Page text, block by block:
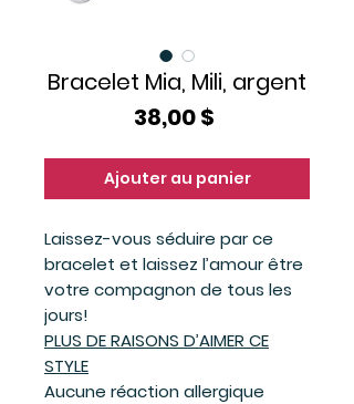
Bracelet Mia, Mili, argent
38,00 $
Ajouter au panier
Laissez-vous séduire par ce
bracelet et laissez l’amour être
votre compagnon de tous les
jours!
PLUS DE RAISONS D’AIMER CE
STYLE
Aucune réaction allergique